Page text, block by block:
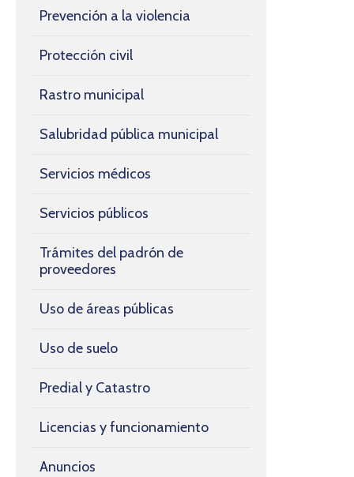
Prevención a la violencia
Protección civil
Rastro municipal
Salubridad pública municipal
Servicios médicos
Servicios públicos
Trámites del padrón de
proveedores
Uso de áreas públicas
Uso de suelo
Predial y Catastro
Licencias y funcionamiento
Anuncios